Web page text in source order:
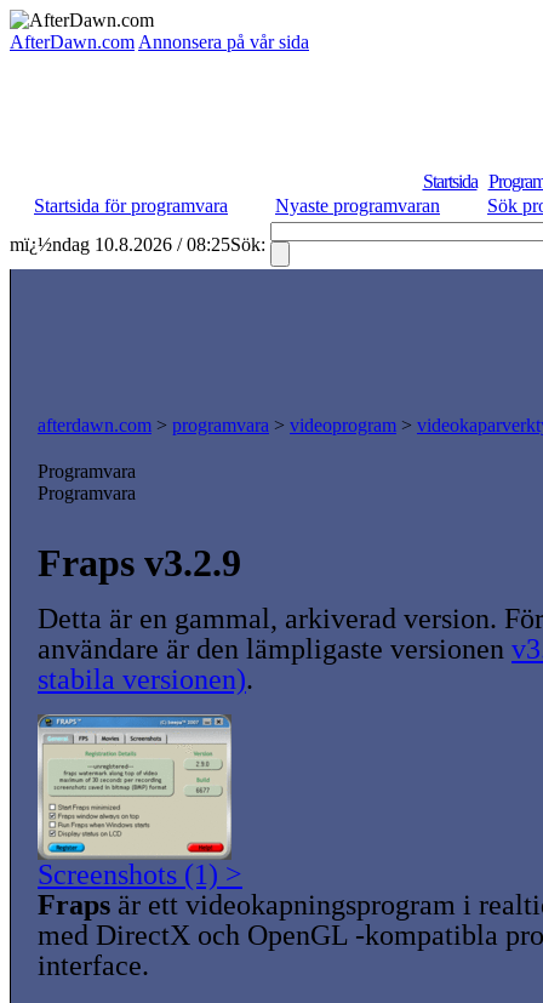
AfterDawn.com Annonsera på vår sida
Startsida
Startsida för programvara
Nyaste programvaran
Sök
mï¿½ndag 10.8.2026 / 08:25Sök:
afterdawn.com > programvara > videoprogram >
Programvara
Programvara
Fraps v3.2.9
Detta är en gammal, arkiverad version.
användare är den lämpligaste versionen
stabila versionen).
Screenshots (1) >
Fraps är ett videokapningsprogram i
med DirectX och OpenGL -kompatibla
interface.